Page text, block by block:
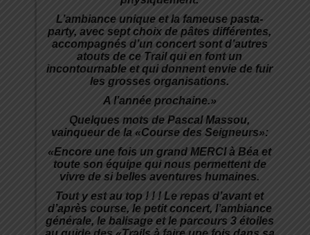
L’ambiance unique et la fameuse pasta-
party, avec sept choix de pâtes différentes,
accompagnés d’un concert sont d’autres
atouts de ce Trail qui en font un
incontournable et qui donnent envie de fuir
les grosses organisations.
A l’année prochaine.»
Quelques mots de Pascal Massou,
vainqueur de la «Course des Seigneurs»:
«Encore une fois un grand MERCI à Béa et
toute son équipe qui nous permettent de
vivre de si belles aventures humaines.
Tout y est au top ! ! ! Le repas d’avant et
d’après course, le petit concert, l’ambiance
générale, le balisage et le parcours 3 étoiles